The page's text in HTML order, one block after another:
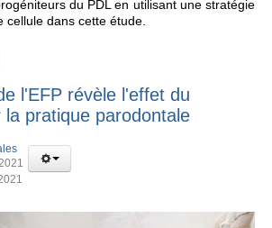
du PDL en utilisant une stratégie
cellule dans cette étude.
l'EFP révèle l'effet du
la pratique parodontale